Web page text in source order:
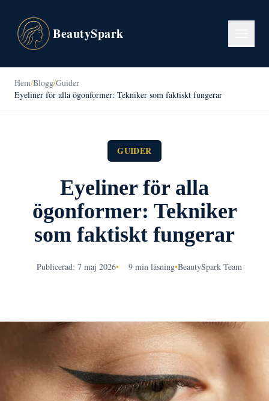
BeautySpark
Hem/Blogg/Guider
Eyeliner för alla ögonformer: Tekniker som faktiskt fungerar
GUIDER
Eyeliner för alla
ögonformer: Tekniker
som faktiskt fungerar
Publicerad: 7 maj 2026• 9 min läsning•BeautySpark Team